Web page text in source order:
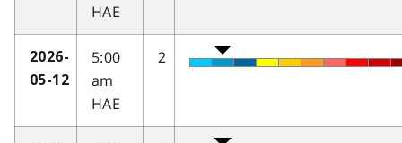
HAE
2026-
05-12
5:00
am
HAE
2